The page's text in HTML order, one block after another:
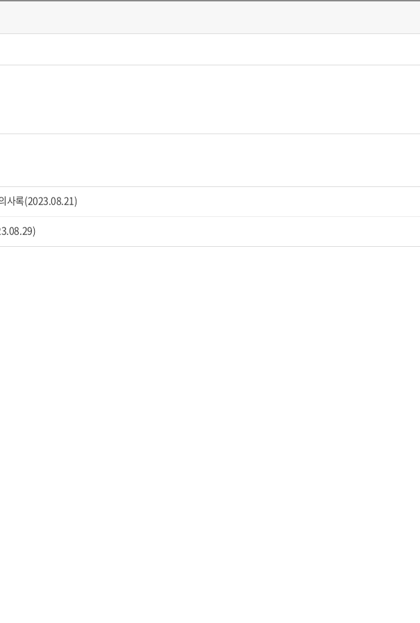
사록(2023.08.21)